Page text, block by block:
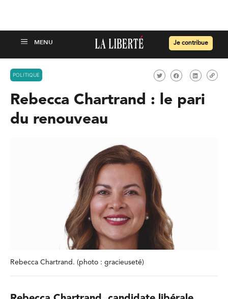
Je contribue
POLITIQUE
Rebecca Chartrand : le pari
du renouveau
Rebecca Chartrand. (photo : gracieuseté)